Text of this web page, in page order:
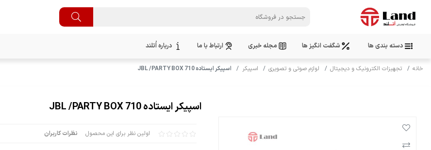
دسته بندی ها شگفت انگیز ها مجله خبری ارتباط با ما درباره اُتلند
خانه تجهیزات الکترونیک و دیجیتال لوازم صوتی و تصویری اسپیکر اسپیکر ایستاده JBL /PARTY BOX 710
اسپیکر ایستاده JBL /PARTY BOX 710
اولین نظر برای این محصول نظرات کاربران